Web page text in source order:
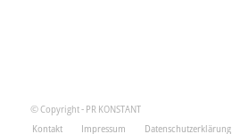
© Copyright - PR KONSTANT
Kontakt
Impressum Datenschutzerklärung